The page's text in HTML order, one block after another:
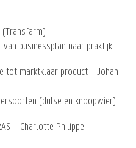
(Transfarm)
businessplan naar praktijk’.
tot marktklaar product – Johan
(dulse en knoopwier).
– Charlotte Philippe